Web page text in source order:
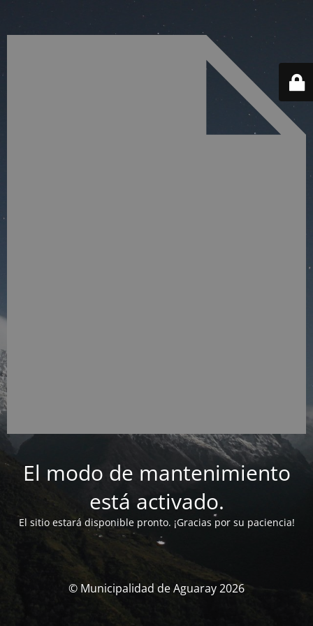
El modo de mantenimiento
está activado.
El sitio estará disponible pronto. ¡Gracias por su paciencia!
© Municipalidad de Aguaray 2026